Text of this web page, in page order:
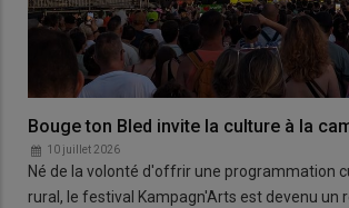
Bouge ton Bled invite la culture à la
10 juillet 2026
Né de la volonté d'offrir une programmation
rural, le festival Kampagn'Arts est devenu un